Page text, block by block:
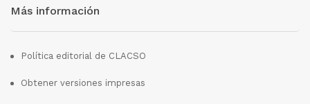
Más información
Política editorial de CLACSO
Obtener versiones impresas